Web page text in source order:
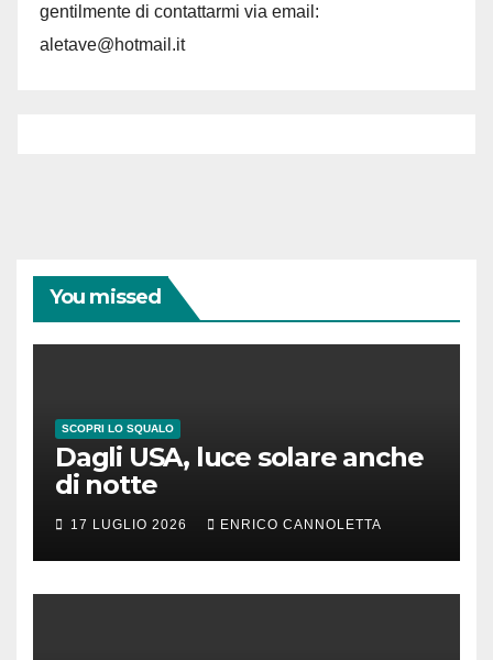
gentilmente di contattarmi via email:
aletave@hotmail.it
You missed
SCOPRI LO SQUALO
Dagli USA, luce solare anche
di notte
17 LUGLIO 2026 ENRICO CANNOLETTA